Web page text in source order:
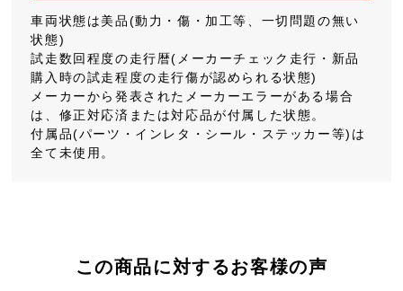
車両状態は美品(動力・傷・加工等、一切問題の無い
状態)
試走数回程度の走行暦(メーカーチェック走行・新品
購入時の試走程度の走行傷が認められる状態)
メーカーから発表されたメーカーエラーがある場合
は、修正対応済または対応品が付属した状態。
付属品(パーツ・インレタ・シール・ステッカー等)は
全て未使用。
この商品に対するお客様の声